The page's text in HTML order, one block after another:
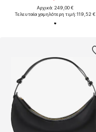
Αρχικά: 249,00 €
Τελευταία χαμηλότερη τιμή:119,52 €